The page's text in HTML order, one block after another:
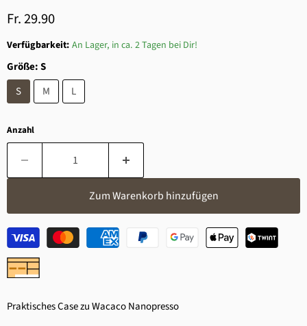
Aktueller Preis
Fr. 29.90
Verfügbarkeit: An Lager, in ca. 2 Tagen bei Dir!
Größe:S
S
M L
Anzahl
Zum Warenkorb hinzufügen
Praktisches Case zu Wacaco Nanopresso